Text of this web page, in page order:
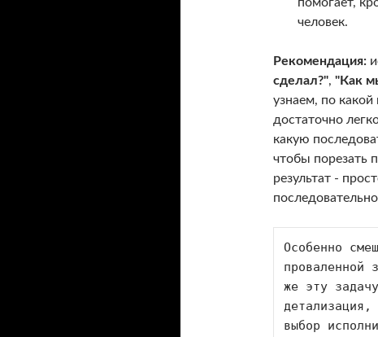
человек.
Рекомендация:
сделал?", "Как
узнаем, по
достаточно
какую
чтобы порезать
результат -
Особенно
проваленной
же эту
выбор